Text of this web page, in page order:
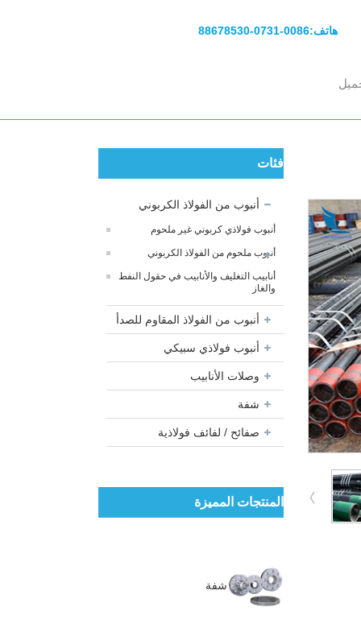
هاتف:0086-0731-88678530
فئات
أنبوب من الفولاذ الكربوني
أنبوب فولاذي كربوني غير ملحوم
أنبوب ملحوم من الفولاذ الكربوني
أنابيب التغليف والأنابيب في حقول النفط
والغاز
أنبوب من الفولاذ المقاوم للصدأ
أنبوب فولاذي سبيكي
وصلات الأنابيب
شفة
صفائح / لفائف فولاذية
المنتجات المميزة
شفة